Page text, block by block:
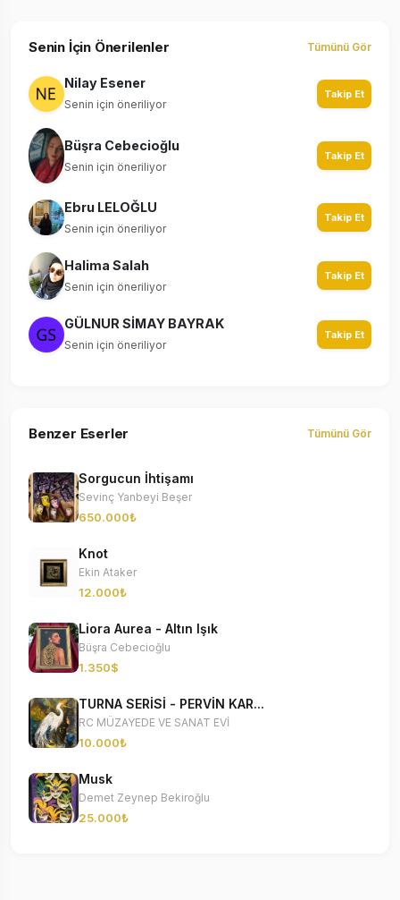
Senin İçin Önerilenler Tümünü Gör
Nilay Esener
Senin için öneriliyor
Takip Et
Büşra Cebecioğlu
Senin için öneriliyor
Takip Et
Ebru LELOĞLU
Senin için öneriliyor
Takip Et
Halima Salah
Senin için öneriliyor
Takip Et
GÜLNUR SİMAY BAYRAK
Senin için öneriliyor
Takip Et
Benzer Eserler Tümünü Gör
Sorgucun İhtişamı
Sevinç Yanbeyi Beşer
650.000₺
Knot
Ekin Ataker
12.000₺
Liora Aurea - Altın Işık
Büşra Cebecioğlu
1.350$
TURNA SERİSİ - PERVİN KAR...
RC MÜZAYEDE VE SANAT EVİ
10.000₺
Musk
Demet Zeynep Bekiroğlu
25.000₺